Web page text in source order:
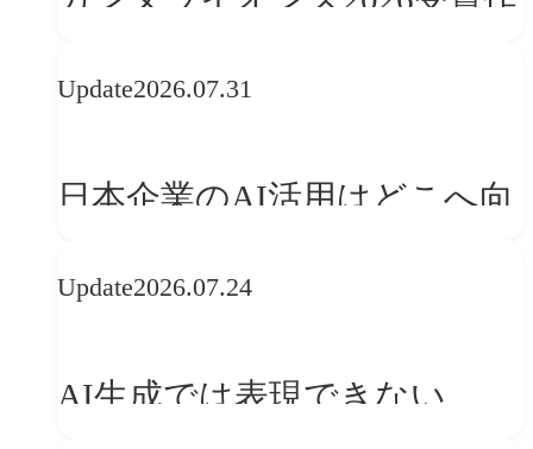
──「優れたブランド体験」
か
Update2026.07.31
日本企業のAI活用はどこへ向
レンドに見る「人間中心」へ
Update2026.07.24
AI生成では表現できない